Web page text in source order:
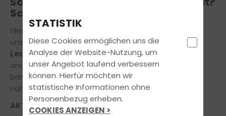
Schichtarbeit?-
Hier "erlebst" du den theoretischen Unterricht mit
unserem einzigartigen Schulungs Konzept
"Fun
Learn". Wir bieten dir einen Unterricht der ganz
anderen Art. Locker, entspannt und mit viel Freude
bringen wir dir den Führerschein ein großes Stück
näher!
AKTIVITÄT statt LANGEWEILE
STATISTIK
Diese Cookies ermöglichen uns die
Analyse der Website-Nutzung, um
unser Angebot laufend verbessern
können. Hierfür möchten wir
statistische Informationen ohne
Personenbezug erheben.
COOKIES ANZEIGEN >